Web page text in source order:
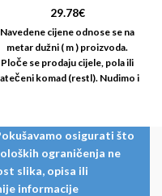
29.78€
Navedene cijene odnose se na
metar dužni ( m ) proizvoda.
Ploče se prodaju cijele, pola ili
komad (restl). Nudimo i
da se savjetujete s kolegama iz
odjela krojenja.
osigurati što
ograničenja ne
slika, opisa ili
informacije